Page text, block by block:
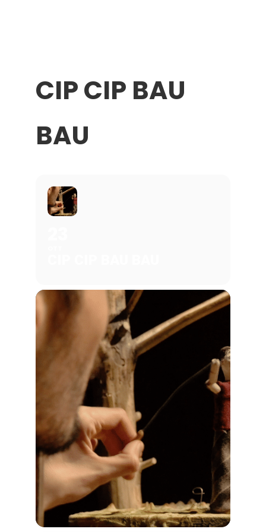
CIP CIP BAU
BAU